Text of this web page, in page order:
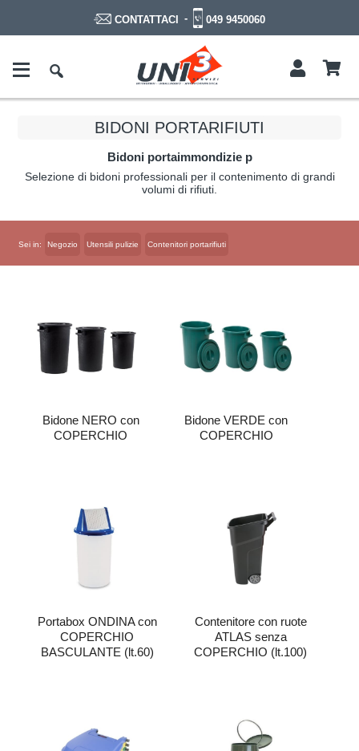
CONTATTACI - 049 9450060
BIDONI PORTARIFIUTI
Bidoni portaimmondizie p
Selezione di bidoni professionali per il contenimento di grandi
volumi di rifiuti.
Sei in: Negozio Utensili pulizie Contenitori portarifiuti
Bidone NERO con
COPERCHIO
Bidone VERDE con
COPERCHIO
Portabox ONDINA con
COPERCHIO
BASCULANTE (lt.60)
Contenitore con ruote
ATLAS senza
COPERCHIO (lt.100)